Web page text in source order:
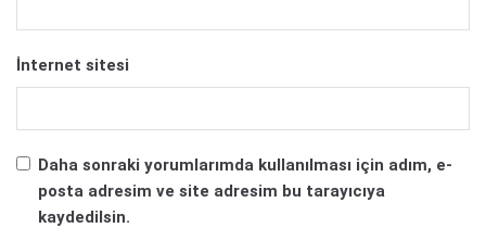
İnternet sitesi
Daha sonraki yorumlarımda kullanılması için adım, e-
posta adresim ve site adresim bu tarayıcıya
kaydedilsin.